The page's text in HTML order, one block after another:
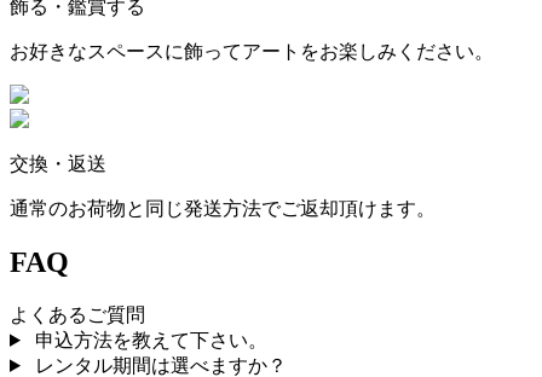
飾る・鑑賞する
お好きなスペースに飾ってアートをお楽しみください。
交換・返送
通常のお荷物と同じ発送方法でご返却頂けます。
FAQ
よくあるご質問
申込方法を教えて下さい。
レンタル期間は選べますか？